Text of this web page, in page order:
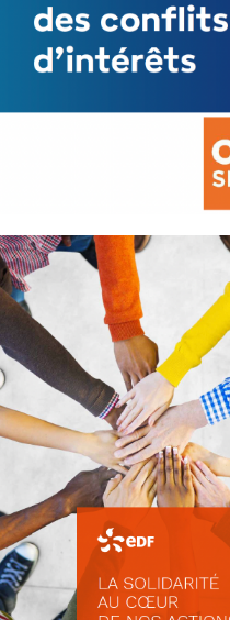
La prévention des conflits
d’intérêts
18 septembre 2023
FEUILLETER